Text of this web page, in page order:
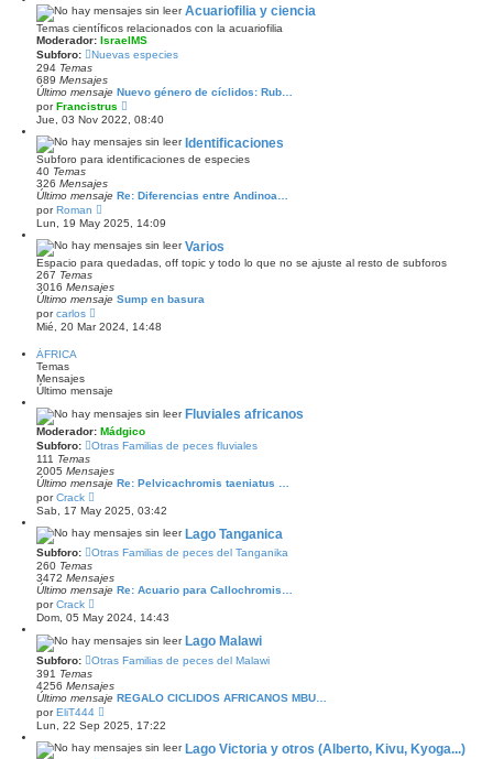
a
j
e
ú
t
i
m
m
e
n
s
j
Acuariofilia y ciencia
Temas científicos relacionados con la acuariofilia
Moderador: IsraelMS
Subforo:
Nuevas especies
294 Temas
689 Mensajes
Último mensaje Nuevo género de cíclidos: Rub…
porFrancistrus
r
ú
l
t
o
e
s
a
Jue, 03 Nov 2022, 08:40
Identificaciones
Subforo para identificaciones de especies
40 Temas
326 Mensajes
Último mensaje Re: Diferencias entre Andinoa…
porRoman
e
r
ú
t
m
o
e
e
Lun, 19 May 2025, 14:09
Varios
Espacio para quedadas, off topic y todo lo que no se ajuste al resto de subforos
267 Temas
3016 Mensajes
Último mensaje Sump en basura
porcarlos
e
m
m
e
n
a
j
Mié, 20 Mar 2024, 14:48
ÁFRICA
Temas
Mensajes
Último mensaje
Fluviales africanos
Moderador: Mádgico
Subforo:
Otras Familias de peces fluviales
111 Temas
2005 Mensajes
Último mensaje Re: Pelvicachromis taeniatus …
porCrack
r
ú
t
m
o
e
n
s
j
Sab, 17 May 2025, 03:42
Lago Tanganica
Subforo:
Otras Familias de peces del Tanganika
260 Temas
3472 Mensajes
Último mensaje Re: Acuario para Callochromis…
porCrack
r
ú
t
m
o
m
e
n
s
Dom, 05 May 2024, 14:43
Lago Malawi
Subforo:
Otras Familias de peces del Malawi
391 Temas
4256 Mensajes
Último mensaje REGALO CICLIDOS AFRICANOS MBU…
porEliT444
e
r
ú
Lun, 22 Sep 2025, 17:22
Lago Victoria y otros (Alberto, Kivu, Kyoga...)